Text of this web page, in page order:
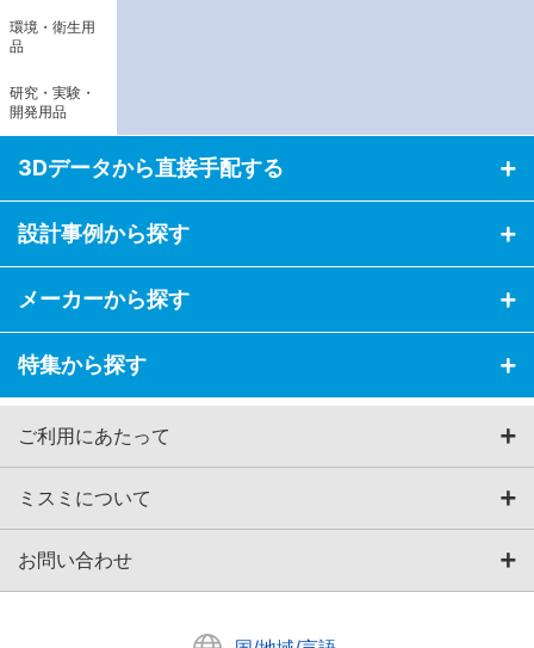
環境・衛生用
品
研究・実験・
開発用品
3Dデータから直接手配する
設計事例から探す
メーカーから探す
特集から探す
ご利用にあたって
ミスミについて
お問い合わせ